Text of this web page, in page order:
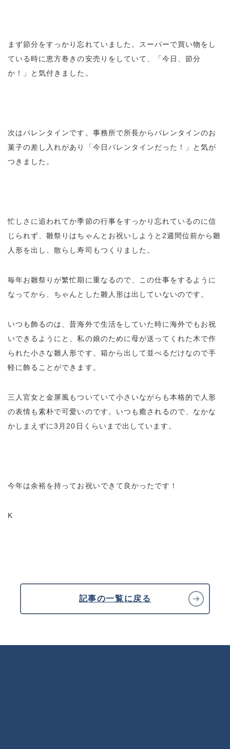
まず節分をすっかり忘れていました。スーパーで買い物をし
ている時に恵方巻きの安売りをしていて、「今日、節分
か！」と気付きました。
次はバレンタインです。事務所で所長からバレンタインのお
菓子の差し入れがあり「今日バレンタインだった！」と気が
つきました。
忙しさに追われてか季節の行事をすっかり忘れているのに信
じられず、雛祭りはちゃんとお祝いしようと2週間位前から雛
人形を出し、散らし寿司もつくりました。
毎年お雛祭りが繁忙期に重なるので、この仕事をするように
なってから、ちゃんとした雛人形は出していないのです。
いつも飾るのは、昔海外で生活をしていた時に海外でもお祝
いできるようにと、私の娘のために母が送ってくれた木で作
られた小さな雛人形です。箱から出して並べるだけなので手
軽に飾ることができます。
三人官女と金屏風もついていて小さいながらも本格的で人形
の表情も素朴で可愛いのです。いつも癒されるので、なかな
かしまえずに3月20日くらいまで出しています。
今年は余裕を持ってお祝いできて良かったです！
K
記事の一覧に戻る